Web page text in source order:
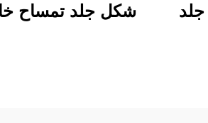
شكل جلد تمساح